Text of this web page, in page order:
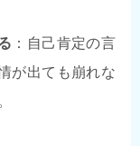
：自己肯定の言
が出ても崩れな